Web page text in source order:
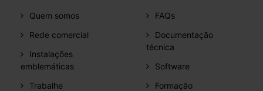
Quem somos
Rede comercial
Instalações
emblemáticas
Trabalhe
FAQs
Documentação
técnica
Software
Formação